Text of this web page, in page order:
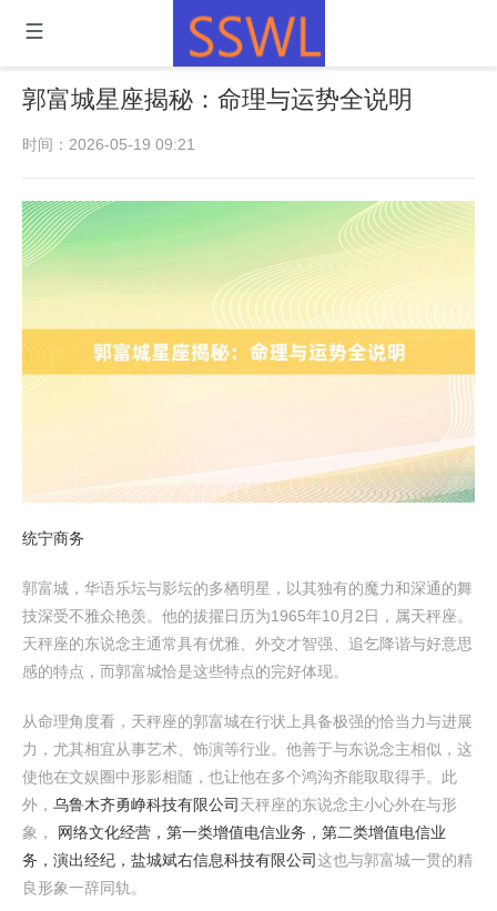
郭富城星座揭秘：命理与运势全说明
时间：2026-05-19 09:21
统宁商务
郭富城，华语乐坛与影坛的多栖明星，以其独有的魔力和深通的舞
技深受不雅众艳羡。他的拔擢日历为1965年10月2日，属天秤座。
天秤座的东说念主通常具有优雅、外交才智强、追乞降谐与好意思
感的特点，而郭富城恰是这些特点的完好体现。
从命理角度看，天秤座的郭富城在行状上具备极强的恰当力与进展
力，尤其相宜从事艺术、饰演等行业。他善于与东说念主相似，这
使他在文娱圈中形影相随，也让他在多个鸿沟齐能取取得手。此
外， 乌鲁木齐勇峥科技有限公司 天秤座的东说念主小心外在与形
象， 网络文化经营，第一类增值电信业务，第二类增值电信业
务，演出经纪，盐城斌右信息科技有限公司这也与郭富城一贯的精
良形象一辞同轨。